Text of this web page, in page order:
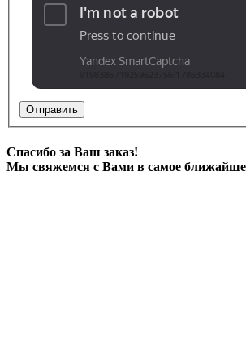
Отправить
Спасибо за Ваш заказ!
Мы свяжемся с Вами в самое